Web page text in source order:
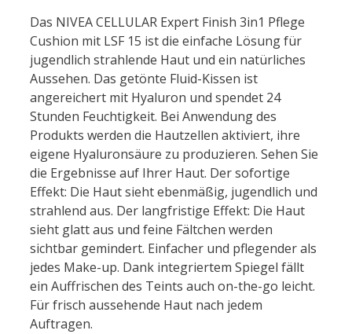
Das NIVEACELLULAR Expert Finish 3in1 Pflege
Cushion mit LSF 15 ist die einfache Lösung für
jugendlich strahlende Haut und ein natürliches
Aussehen. Das getönte Fluid-Kissen ist
angereichert mit Hyaluron und spendet 24
Stunden Feuchtigkeit. Bei Anwendung des
Produkts werden die Hautzellen aktiviert, ihre
eigene Hyaluronsäure zu produzieren. Sehen Sie
die Ergebnisse auf Ihrer Haut. Der sofortige
Effekt: Die Haut sieht ebenmäßig, jugendlich und
strahlend aus. Der langfristige Effekt: Die Haut
sieht glatt aus und feine Fältchen werden
sichtbar gemindert. Einfacher und pflegender als
jedes Make-up. Dank integriertem Spiegel fällt
ein Auffrischen des Teints auch on-the-go leicht.
Für frisch aussehende Haut nach jedem
Auftragen.